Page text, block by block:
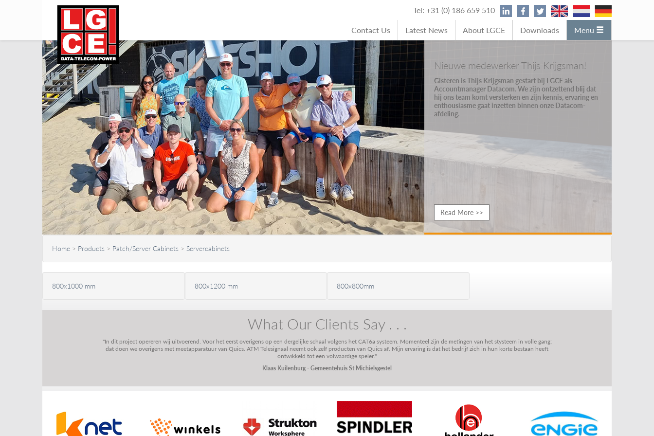
Tel: +31 (0) 186 659 510
Contact Us
Latest News About LGCE Downloads Menu
Nieuwe medewerker Thijs Krijgsman!
Gisteren is Thijs Krijgsman gestart bij LGCE als
Accountmanager Datacom. We zijn ontzettend blij dat
hij ons team komt versterken en zijn kennis, ervaring en
enthousiasme gaat inzetten binnen onze Datacom-
afdeling.
Read More >>
Home > Products > Patch/Server Cabinets > Servercabinets
800x1000 mm 800x1200 mm 800x800mm
What Our Clients Say . . .
"In dit project opereren wij uitvoerend. Voor het eerst overigens op een dergelijke schaal volgens het CAT6a systeem. Momenteel zijn de metingen van het stysteem in volle gang;
dat doen we overigens met meetapparatuur van Quics. ATM Telesignaal neemt ook zelf producten van Quics af. Mijn ervaring is dat het bedrijf zich in hun korte bestaan heeft
ontwikkeld tot een volwaardige speler."
Klaas Kuilenburg - Gemeentehuis St Michielsgestel